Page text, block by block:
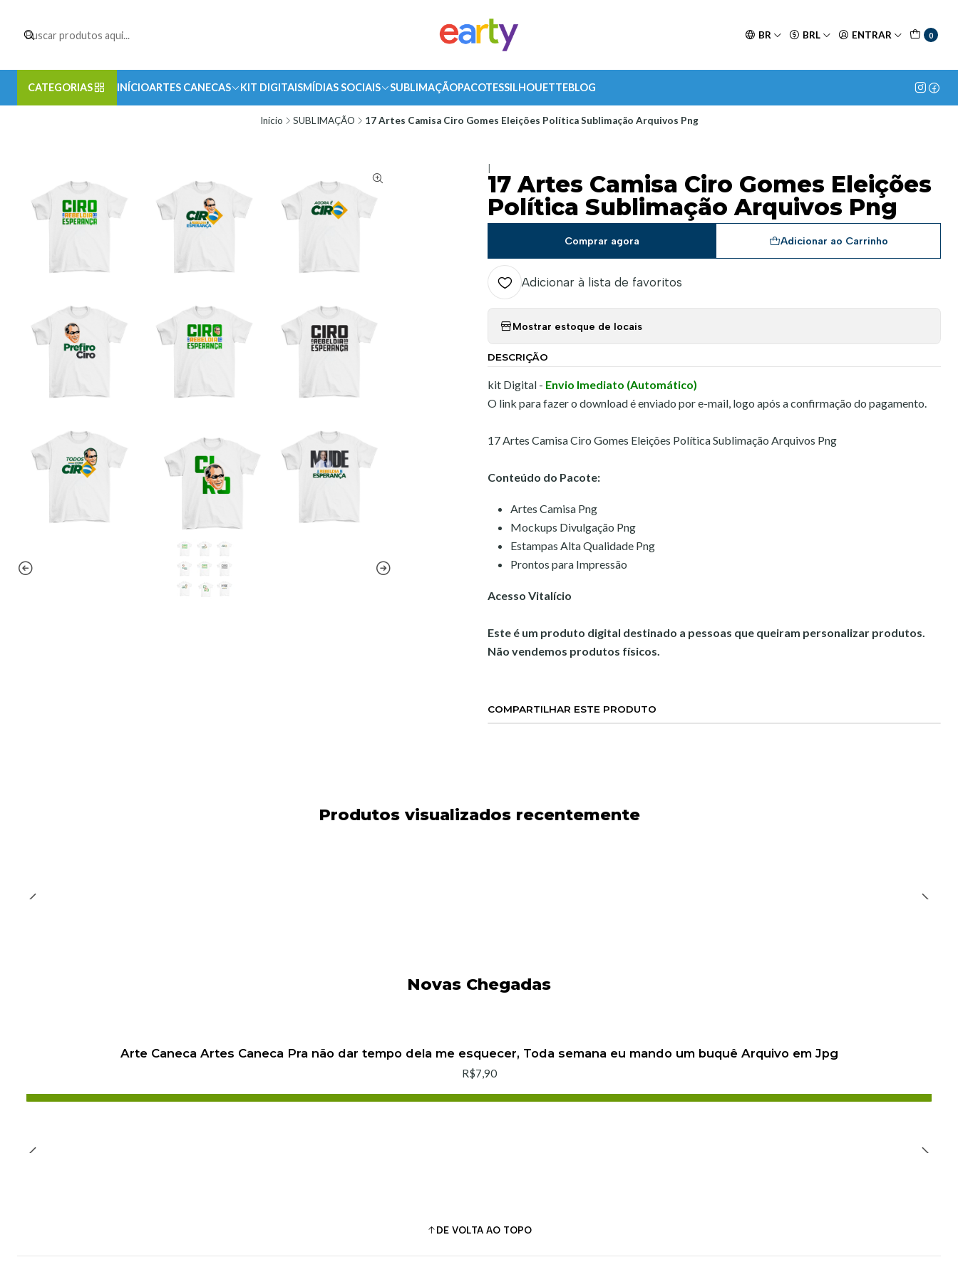
BR BRL ENTRAR 0
CATEGORIAS INÍCIOARTES CANECAS KIT DIGITAISMÍDIAS SOCIAIS SUBLIMAÇÃOPACOTESSILHOUETTEBLOG
Início SUBLIMAÇÃO 17 Artes Camisa Ciro Gomes Eleições Política Sublimação Arquivos Png
17 Artes Camisa Ciro Gomes Eleições
Política Sublimação Arquivos Png
Adicionar ao Carrinho
Comprar agora
Adicionar à lista de favoritos
Mostrar estoque de locais
DESCRIÇÃO
kit Digital - Envio Imediato (Automático)
O link para fazer o download é enviado por e-mail, logo após a confirmação do pagamento.
17 Artes Camisa Ciro Gomes Eleições Política Sublimação Arquivos Png
Conteúdo do Pacote:
Artes Camisa Png
Mockups Divulgação Png
Estampas Alta Qualidade Png
Prontos para Impressão
Acesso Vitalício
Este é um produto digital destinado a pessoas que queiram personalizar produtos.
Não vendemos produtos físicos.
COMPARTILHAR ESTE PRODUTO
Produtos visualizados recentemente
Novas Chegadas
Arte Caneca Artes Caneca Pra não dar tempo dela me esquecer, Toda semana eu mando um buquê Arquivo em Jpg
R$7,90
DE VOLTA AO TOPO